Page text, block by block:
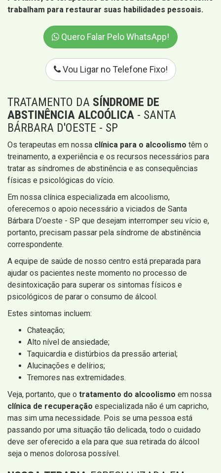
trabalham para restaurar suas habilidades pessoais.
Quero Falar Pelo WhatsApp!
Vou Ligar no Telefone Fixo!
TRATAMENTO DA SÍNDROME DE
ABSTINÊNCIA ALCOÓLICA - SANTA
BÁRBARA D'OESTE - SP
Os terapeutas em nossa clínica para o alcoolismo têm o
treinamento, a experiência e os recursos necessários para
tratar as síndromes de abstinência e as consequências
físicas e psicológicas do vício.
Em nossa clínica especializada em alcoolismo,
oferecemos o apoio necessário a viciados de Santa
Bárbara D'oeste - SP que desejam interromper seu vício e,
portanto, precisam passar pela síndrome de abstinência
correspondente.
A equipe de saúde de nosso centro está preparada para
ajudar os pacientes neste momento no processo de
desintoxicação para superar os sintomas físicos e
psicológicos de parar o consumo de álcool.
Estes sintomas incluem:
Chateação;
Alto nível de ansiedade;
Taquicardia e distúrbios da pressão arterial;
Alucinações e delírios;
Tremores nas extremidades.
Veja, portanto, que o tratamento do alcoolismo em nossa
clínica de recuperação especializada não é um capricho,
mas sim uma necessidade. Pois se uma pessoa está
passando por uma situação tão delicada, todo o cuidado
deve ser oferecido a ela para que sua retirada do álcool
seja o menos dolorosa possível.